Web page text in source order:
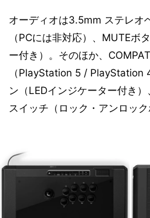
オーディオは3.5mm ステレオ
（PCには非対応）、MUTEボ
ー付き）。そのほか、
（PlayStation 5 / PlayStation
ン（LEDインジケーター付き
スイッチ（ロック・アンロック